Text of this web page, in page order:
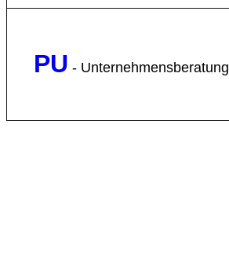
PU - Unternehmensberatung